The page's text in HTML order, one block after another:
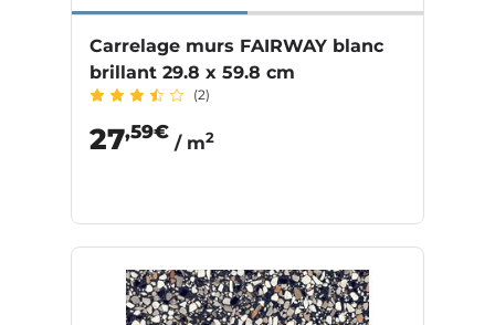
Carrelage murs FAIRWAY blanc
brillant 29.8 x 59.8 cm
(2)
27,59€
/ m2